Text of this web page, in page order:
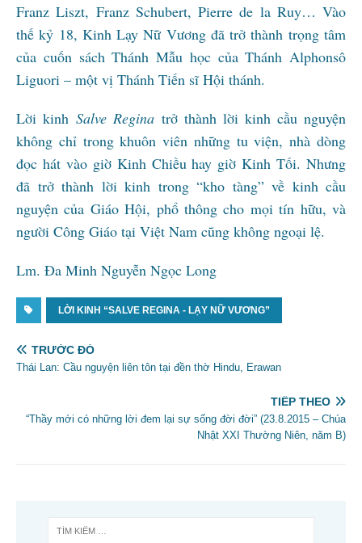
Franz Liszt, Franz Schubert, Pierre de la Ruy… Vào
thế kỷ 18, Kinh Lạy Nữ Vương đã trở thành trọng tâm
của cuốn sách Thánh Mẫu học của Thánh Alphonsô
Liguori – một vị Thánh Tiến sĩ Hội thánh.
Lời kinh Salve Regina trở thành lời kinh cầu nguyện
không chỉ trong khuôn viên những tu viện, nhà dòng
đọc hát vào giờ Kinh Chiều hay giờ Kinh Tối. Nhưng
đã trở thành lời kinh trong “kho tàng” về kinh cầu
nguyện của Giáo Hội, phổ thông cho mọi tín hữu, và
người Công Giáo tại Việt Nam cũng không ngoại lệ.
Lm. Đa Minh Nguyễn Ngọc Long
LỜI KINH “SALVE REGINA - LẠY NỮ VƯƠNG”
TRƯỚC ĐÓ
Thái Lan: Cầu nguyện liên tôn tại đền thờ Hindu, Erawan
TIẾP THEO
“Thầy mới có những lời đem lại sự sống đời đời” (23.8.2015 – Chúa
Nhật XXI Thường Niên, năm B)